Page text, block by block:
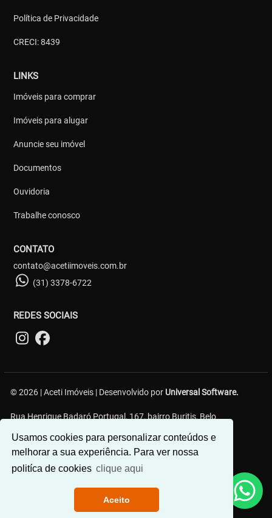
Usamos cookies para personalizar conteúdos e
melhorar a sua experiência. Para ver nossa
politíca de cookies clique aqui
Aceito
Política de Privacidade
CRECI: 8439
LINKS
Imóveis para comprar
Imóveis para alugar
Anuncie seu imóvel
Documentos
Ouvidoria
Trabalhe conosco
CONTATO
contato@acetiimoveis.com.br
(31) 3378-6722
REDES SOCIAIS
© 2026 | Aceti Imóveis | Desenvolvido por Universal Software.
Rua Henrique Badaró Portugal, 167, bairro Buritis, Belo